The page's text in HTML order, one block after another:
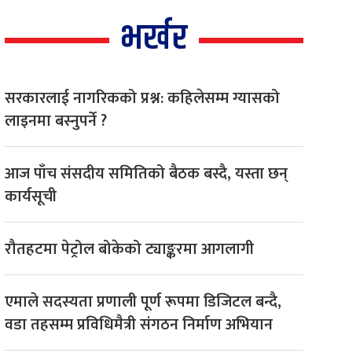
भर्खर
सरकारलाई नागरिकको प्रश्न: कहिलेसम्म ग्यासको
लाइनमा बस्नुपर्ने ?
आज पाँच संसदीय समितिको बैठक बस्दै, यस्ता छन्
कार्यसूची
रौतहटमा पेट्रोल बोकेको ट्याङ्करमा आगलागी
एमाले सदस्यता प्रणाली पूर्ण रूपमा डिजिटल बन्दै,
वडा तहसम्म प्रविधिमैत्री संगठन निर्माण अभियान